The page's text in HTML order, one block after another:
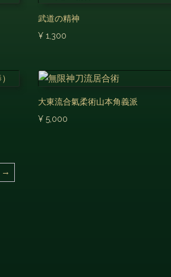
武道の精神
¥ 1,300
大東流合氣柔術山本角義派
¥ 5,000
→